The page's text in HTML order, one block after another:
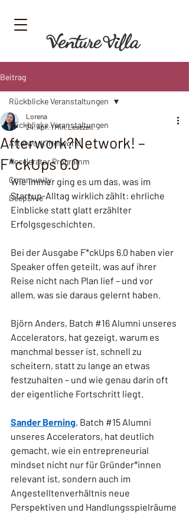
Beitrag
Rückblicke Veranstaltungen
Afterwork?Network!
Accelerator Programm
Community
DeepDive
Rückblicke Veranstaltungen
Afterwork?Network! –
F*ckUps 6.0
Lorena
24. Apr. 1 Min. Lesezeit
Wie immer ging es um das, was im
Startup-Alltag wirklich zählt: ehrliche
Einblicke statt glatt erzählter
Erfolgsgeschichten.
Bei der Ausgabe F*ckUps 6.0 haben vier
Speaker offen geteilt, was auf ihrer
Reise nicht nach Plan lief – und vor
allem, was sie daraus gelernt haben.
Björn Anders, Batch #16 Alumni unseres
Accelerators, hat gezeigt, warum es
manchmal besser ist, schnell zu
scheitern, statt zu lange an etwas
festzuhalten – und wie genau darin oft
der eigentliche Fortschritt liegt.
Sander Berning, Batch #15 Alumni
unseres Accelerators, hat deutlich
gemacht, wie ein entrepreneurial
mindset nicht nur für Gründer*innen
relevant ist, sondern auch im
Angestelltenverhältnis neue
Perspektiven und Handlungsspielräume